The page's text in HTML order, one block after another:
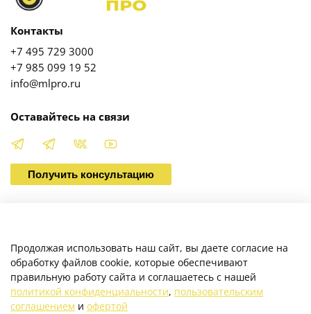
О магазине
Клиентам
Контакты
+7 495 729 3000
+7 985 099 19 52
info@mlpro.ru
Оставайтесь на связи
Получить консультацию
Продолжая использовать наш сайт, вы даете согласие на
обработку файлов cookie, которые обеспечивают
правильную работу сайта и соглашаетесь с нашей
политикой конфиденциальности, пользовательским
соглашением и офертой